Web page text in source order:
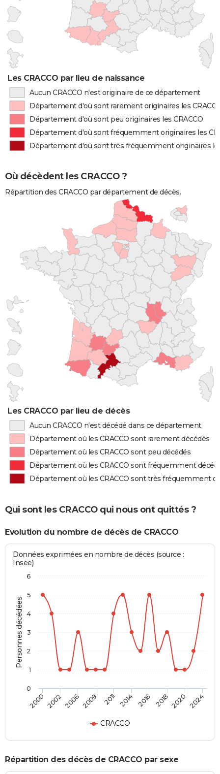
Les CRACCO par lieu de naissance
Aucun CRACCO n'est originaire de ce département
Département d'où sont rarement originaires les
Département d'où sont peu originaires les CRACCO
Département d'où sont fréquemment originaires les
Département d'où sont très fréquemment originaires
Où décèdent les CRACCO ?
Répartition des CRACCO par département de décès.
Les CRACCO par lieu de décès
Aucun CRACCO n'est décédé dans ce département
Département où les CRACCO sont rarement décédés
Département où les CRACCO sont peu décédés
Département où les CRACCO sont fréquemment
Département où les CRACCO sont très fréquemment
Qui sont les CRACCO qui nous ont quittés ?
Evolution du nombre de décès de CRACCO
Personnes décédées
Données exprimées en nombre de décès (source :
Insee)
CRACCO
2000 200220062009 2011 2014 2016 2018 2020 2024
0
1
2
3
4
5
6
Répartition des décès de CRACCO par sexe